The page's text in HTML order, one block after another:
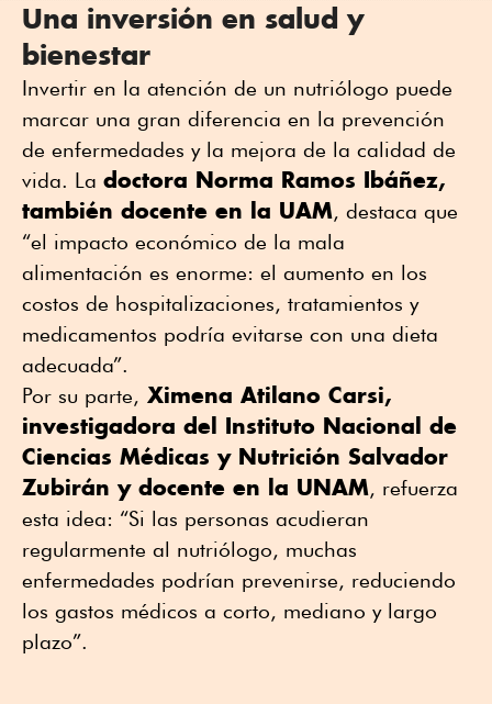
Una inversión en salud y
bienestar
Invertir en la atención de un nutriólogo puede
marcar una gran diferencia en la prevención
de enfermedades y la mejora de la calidad de
vida. La doctora Norma Ramos Ibáñez,
también docente en la UAM, destaca que
“el impacto económico de la mala
alimentación es enorme: el aumento en los
costos de hospitalizaciones, tratamientos y
medicamentos podría evitarse con una dieta
adecuada”.
Por su parte, Ximena Atilano Carsi,
investigadora del Instituto Nacional de
Ciencias Médicas y Nutrición Salvador
Zubirán y docente en la UNAM, refuerza
esta idea: “Si las personas acudieran
regularmente al nutriólogo, muchas
enfermedades podrían prevenirse, reduciendo
los gastos médicos a corto, mediano y largo
plazo”.